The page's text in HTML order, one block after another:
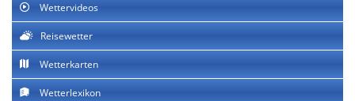
Wettervideos
Reisewetter
Wetterkarten
Wetterlexikon